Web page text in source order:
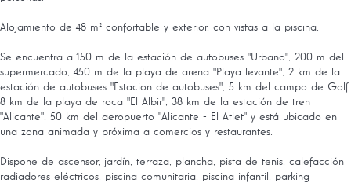
Alojamiento de 48 m² confortable y exterior, con vistas a la piscina.
Se encuentra a 150 m de la estación de autobuses "Urbano", 200 m del
supermercado, 450 m de la playa de arena "Playa levante", 2 km de la
estación de autobuses "Estacion de autobuses", 5 km del campo de Golf,
8 km de la playa de roca "El Albir", 38 km de la estación de tren
"Alicante", 50 km del aeropuerto "Alicante - El Atlet" y está ubicado en
una zona animada y próxima a comercios y restaurantes.
Dispone de ascensor, jardín, terraza, plancha, pista de tenis, calefacción
radiadores eléctricos, piscina comunitaria, piscina infantil, parking